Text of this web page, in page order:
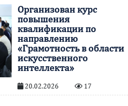
Организован курс
повышения
квалификации по
направлению
«Грамотность в области
искусственного
интеллекта»
20.02.2026 17